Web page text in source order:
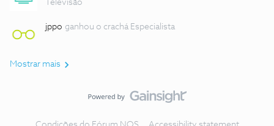
Televisão
jppo ganhou o crachá Especialista
Mostrar mais